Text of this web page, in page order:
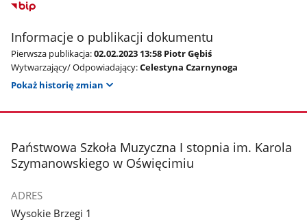
Informacje o publikacji dokumentu
Pierwsza publikacja:02.02.2023 13:58 Piotr Gębiś
Wytwarzający/ Odpowiadający:Celestyna Czarnynoga
Pokaż historię zmian
stopka
Państwowa Szkoła Muzyczna I stopnia im. Karola
Szymanowskiego w Oświęcimiu
ADRES
Wysokie Brzegi 1